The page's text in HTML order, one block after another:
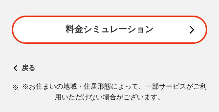
料金シミュレーション
戻る
※お住まいの地域・住居形態によって、一部サービスがご利
用いただけない場合がございます。